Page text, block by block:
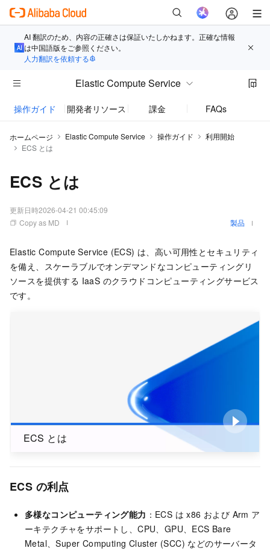
AI 翻訳のため、内容の正確さは保証いたしかねます。正確な情報
は中国語版をご参照ください。
人力翻訳を依頼する
Elastic Compute Service
操作ガイド 開発者リソース 課金 FAQs
ホームページ Elastic Compute Service 操作ガイド
利用開始
ECS とは
ECS とは
更新日時2026-04-21 00:45:09
Copy as MD
製品
Elastic Compute Service (ECS) は、高い可用性とセキュリティ
を備え、スケーラブルでオンデマンドなコンピューティングリ
ソースを提供する IaaS のクラウドコンピューティングサービス
です。
ECS とは
ECS の利点
多様なコンピューティング能力 ：ECS は x86 および Arm ア
ーキテクチャをサポートし、CPU、GPU、ECS Bare
Metal、Super Computing Cluster (SCC) などのサーバータ